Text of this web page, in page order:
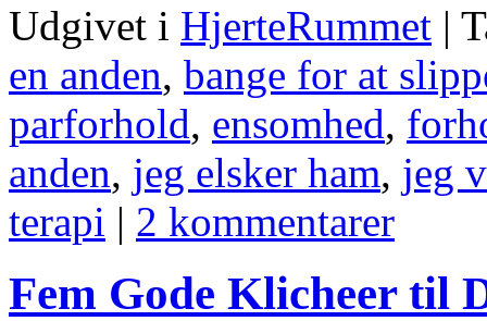
Udgivet i HjerteRummet |
en anden, bange for at
parforhold, ensomhed,
anden, jeg elsker ham, jeg
terapi | 2 kommentarer
Fem Gode Klicheer til